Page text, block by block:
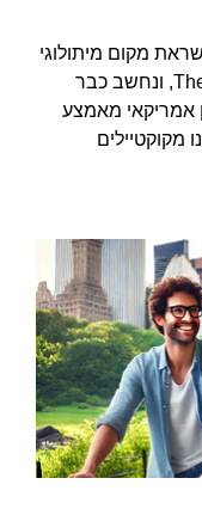
בטרייבקה ביוני 2013, בהשראת מקום מיתולוגי
בוויסקונסין, הקרוי באותו שם, The Butterfly, ונחשב כבר
אמריקאי מאמצע
מקוקטיילים